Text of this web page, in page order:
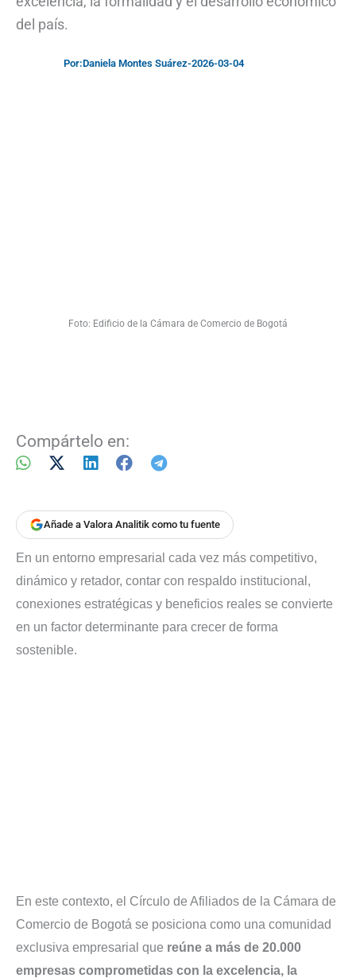
del país.
Por:Daniela Montes Suárez-2026-03-04
Foto: Edificio de la Cámara de Comercio de Bogotá
Compártelo en:
Añade a Valora Analitik como tu fuente
En un entorno empresarial cada vez más competitivo,
dinámico y retador, contar con respaldo institucional,
conexiones estratégicas y beneficios reales se convierte
en un factor determinante para crecer de forma
sostenible.
En este contexto, el Círculo de Afiliados de la Cámara de
Comercio de Bogotá se posiciona como una comunidad
exclusiva empresarial que reúne a más de 20.000
empresas comprometidas con la excelencia, la